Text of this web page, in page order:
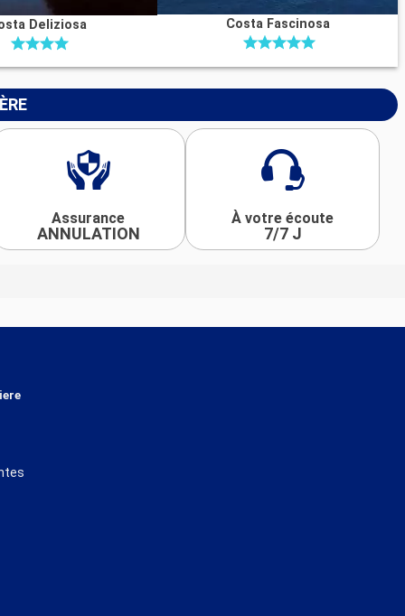
Deliziosa Costa Fascinosa
Assurance
ANNULATION
À votre écoute
7/7 J